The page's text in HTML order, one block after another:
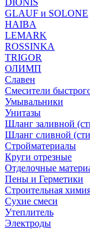
DIONIS
GLAUF и SOLONE
HAIBA
LEMARK
ROSSINKA
TRIGOR
ОЛИМП
Славен
Смесители
Умывальники
Унитазы
Шланг заливной
Шланг сливной
Стройматериалы
Круги отрезные
Отделочные
Пены и Герметики
Строительная
Сухие смеси
Утеплитель
Электроды